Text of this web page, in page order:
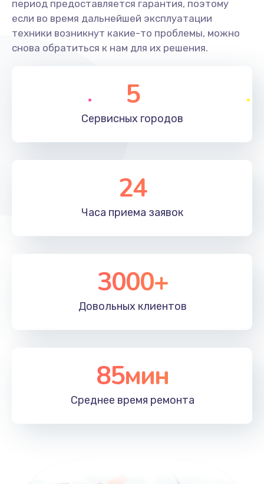
период предоставляется гарантия, поэтому
если во время дальнейшей эксплуатации
техники возникнут какие-то проблемы, можно
снова обратиться к нам для их решения.
5
Сервисных городов
24
Часа приема заявок
3000+
Довольных клиентов
85мин
Среднее время ремонта